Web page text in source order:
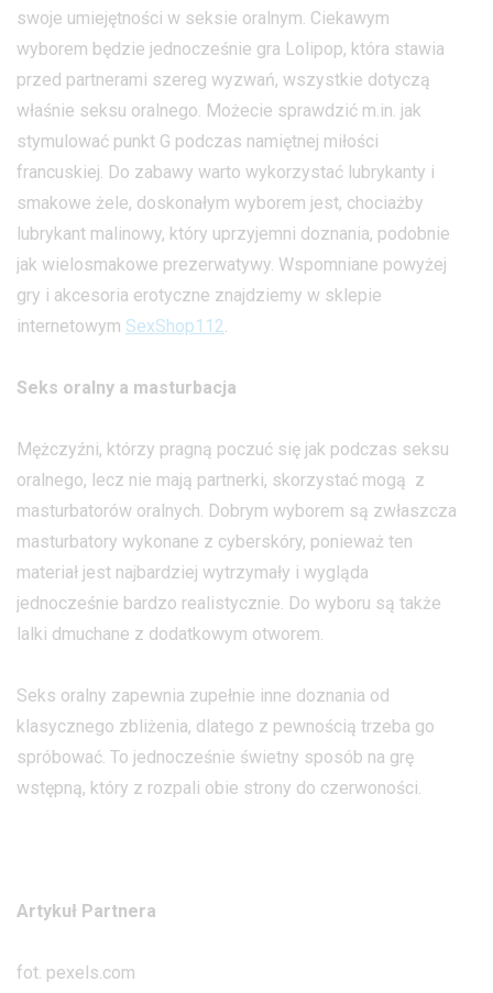
swoje umiejętności w seksie oralnym. Ciekawym
wyborem będzie jednocześnie gra Lolipop, która stawia
przed partnerami szereg wyzwań, wszystkie dotyczą
właśnie seksu oralnego. Możecie sprawdzić m.in. jak
stymulować punkt G podczas namiętnej miłości
francuskiej. Do zabawy warto wykorzystać lubrykanty i
smakowe żele, doskonałym wyborem jest, chociażby
lubrykant malinowy, który uprzyjemni doznania, podobnie
jak wielosmakowe prezerwatywy. Wspomniane powyżej
gry i akcesoria erotyczne znajdziemy w sklepie
internetowym SexShop112.
Seks oralny a masturbacja
Mężczyźni, którzy pragną poczuć się jak podczas seksu
oralnego, lecz nie mają partnerki, skorzystać mogą z
masturbatorów oralnych. Dobrym wyborem są zwłaszcza
masturbatory wykonane z cyberskóry, ponieważ ten
materiał jest najbardziej wytrzymały i wygląda
jednocześnie bardzo realistycznie. Do wyboru są także
lalki dmuchane z dodatkowym otworem.
Seks oralny zapewnia zupełnie inne doznania od
klasycznego zbliżenia, dlatego z pewnością trzeba go
spróbować. To jednocześnie świetny sposób na grę
wstępną, który z rozpali obie strony do czerwoności.
Artykuł Partnera
fot. pexels.com